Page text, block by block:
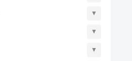
▼
▼
▼